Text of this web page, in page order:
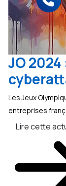
JO
Les Jeux
entreprises
Lire cette